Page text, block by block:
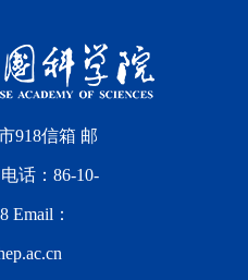
918信箱 邮
话：86-10-
Email：